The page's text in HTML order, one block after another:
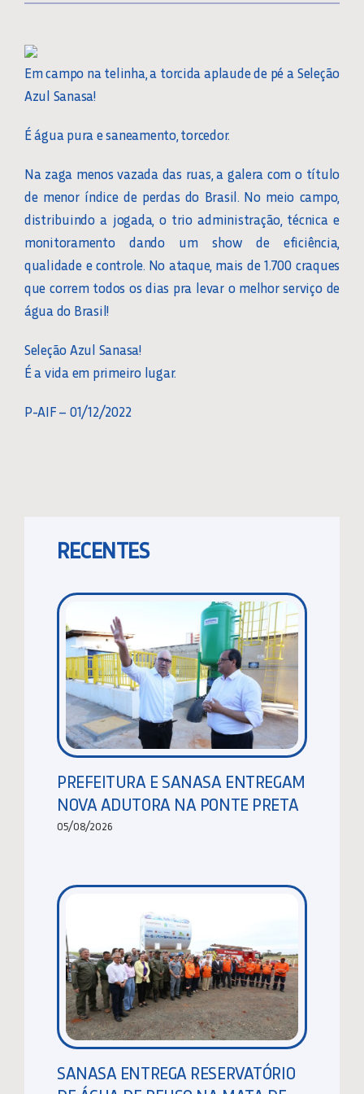
Em campo na telinha, a torcida aplaude de pé a Seleção
Azul Sanasa!
É água pura e saneamento, torcedor.
Na zaga menos vazada das ruas, a galera com o título
de menor índice de perdas do Brasil. No meio campo,
distribuindo a jogada, o trio administração, técnica e
monitoramento dando um show de eficiência,
qualidade e controle. No ataque, mais de 1.700 craques
que correm todos os dias pra levar o melhor serviço de
água do Brasil!
Seleção Azul Sanasa!
É a vida em primeiro lugar.
P-AIF – 01/12/2022
RECENTES
PREFEITURA E SANASA ENTREGAM
NOVA ADUTORA NA PONTE PRETA
05/08/2026
SANASA ENTREGA RESERVATÓRIO